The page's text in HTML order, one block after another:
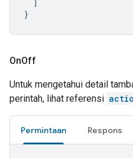
}
OnOff
Untuk mengetahui detail
perintah, lihat referensi
Permintaan Respons